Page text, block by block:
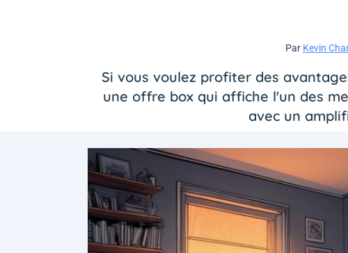
Par Kevin
Si vous voulez profiter des
une offre box qui affiche l'un des
avec un